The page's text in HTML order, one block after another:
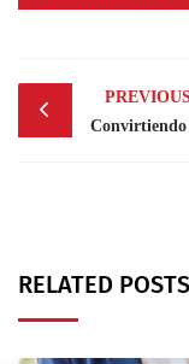
Post
navigation
RELATED POSTS